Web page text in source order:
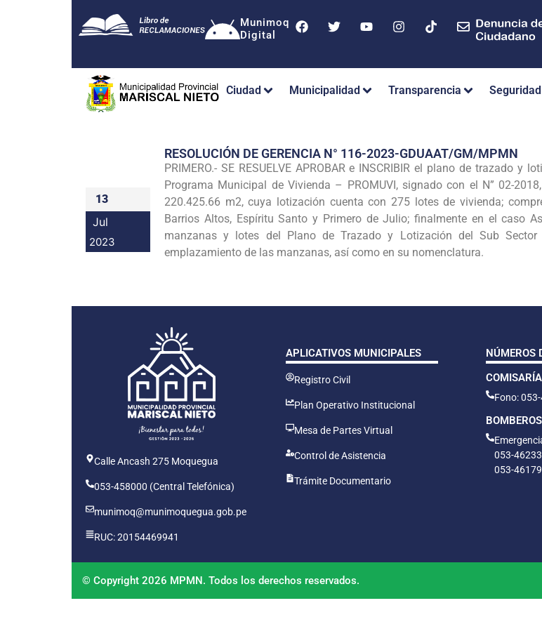
Munimoq
Digital
Ciudad Municipalidad Transparencia Seguridad
13
Jul
2023
RESOLUCIÓN DE GERENCIA N° 116-2023-GDUAAT/GM/MPMN
PRIMERO.- SE RESUELVE APROBAR e INSCRIBIR el plano de trazado
Programa Municipal de Vivienda – PROMUVI, signado con el N” 02-
220.425.66 m2, cuya lotización cuenta con 275 lotes de vivienda;
Barrios Altos, Espíritu Santo y Primero de Julio; finalmente en el caso
manzanas y lotes del Plano de Trazado y Lotización del Sub
emplazamiento de las manzanas, así como en su nomenclatura.
Calle Ancash 275 Moquegua
053-458000 (Central Telefónica)
munimoq@munimoquegua.gob.pe
RUC: 20154469941
APLICATIVOS MUNICIPALES
Registro Civil
Plan Operativo Institucional
Mesa de Partes Virtual
Control de Asistencia
Trámite Documentario
NÚMEROS
Fono:
BOMBEROS
053-
053-
© Copyright 2026 MPMN. Todos los derechos reservados.